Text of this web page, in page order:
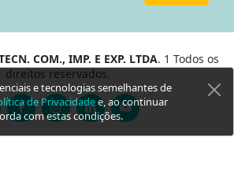
COM., IMP. E EXP. LTDA. 1 Todos os
direitos reservados.
e tecnologias semelhantes de
de Privacidadee, ao continuar
com estas condições.